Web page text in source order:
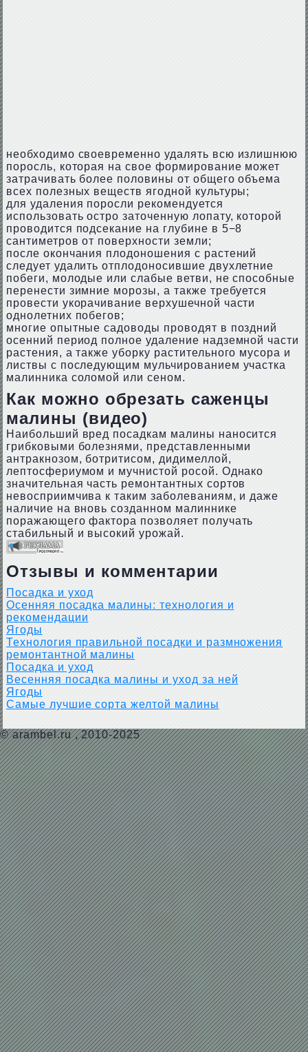
необходимо своевременно удалять всю излишнюю
поросль, которая на свое формирование может
затрачивать более половины от общего объема
всех полезных веществ ягодной культуры;
для удаления поросли рекомендуется
использовать остро заточенную лопату, которой
проводится подсекание на глубине в 5−8
сантиметров от поверхности земли;
после окончания плодоношения с растений
следует удалить отплодоносившие двухлетние
побеги, молодые или слабые ветви, не способные
перенести зимние морозы, а также требуется
провести укорачивание верхушечной части
однолетних побегов;
многие опытные садоводы проводят в поздний
осенний период полное удаление надземной части
растения, а также уборку растительного мусора и
листвы с последующим мульчированием участка
малинника соломой или сеном.
Как можно обрезать саженцы
малины (видео)
Наибольший вред посадкам малины наносится
грибковыми болезнями, представленными
антракнозом, ботритисом, дидимеллой,
лептосфериумом и мучнистой росой. Однако
значительная часть ремонтантных сортов
невосприимчива к таким заболеваниям, и даже
наличие на вновь созданном малиннике
поражающего фактора позволяет получать
стабильный и высокий урожай.
Отзывы и комментарии
Посадка и уход
Осенняя посадка малины: технология и
рекомендации
Ягоды
Технология правильной посадки и размножения
ремонтантной малины
Посадка и уход
Весенняя посадка малины и уход за ней
Ягоды
Самые лучшие сорта желтой малины
© arambel.ru, 2010-2025